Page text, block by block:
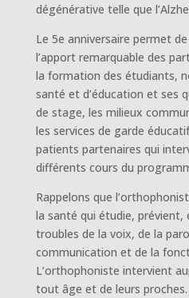
dégénérative telle que
Le 5e anniversaire permet
l’apport remarquable des
la formation des étudiants,
santé et d’éducation et ses
de stage, les milieux
les services de garde
patients partenaires qui
différents cours du
Rappelons que
la santé qui étudie, prévient,
troubles de la voix, de la
communication et de la
L’orthophoniste intervient
tout âge et de leurs